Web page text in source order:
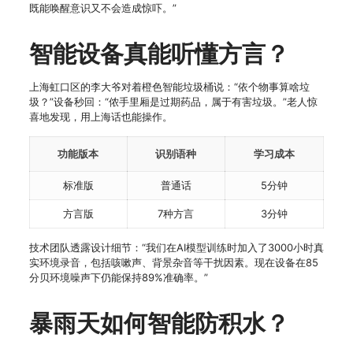
既能唤醒意识又不会造成惊吓。”
智能设备真能听懂方言？
上海虹口区的李大爷对着橙色智能垃圾桶说：“依个物事算啥垃
圾？”设备秒回：“侬手里厢是过期药品，属于有害垃圾。”老人惊
喜地发现，用上海话也能操作。
功能版本 识别语种 学习成本
标准版 普通话 5分钟
方言版 7种方言 3分钟
技术团队透露设计细节：“我们在AI模型训练时加入了3000小时真
实环境录音，包括咳嗽声、背景杂音等干扰因素。现在设备在85
分贝环境噪声下仍能保持89%准确率。”
暴雨天如何智能防积水？